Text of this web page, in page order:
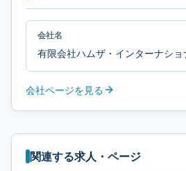
会社名
有限会社ハムザ・インターナシ
会社ページを見る
関連する求人・ページ